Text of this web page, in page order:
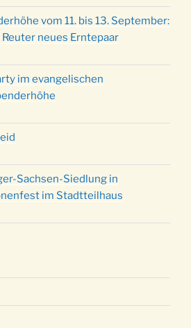
mit Krippenspiel im Ev.
um 15:00 Uhr
in der FeG um 16 Uhr
in der Kirche um
in der Kirche um
der ev. Jugend in der Kirche
zu Silvester in der Kirche um
vom 11. bis 13. September:
neues Erntepaar
im evangelischen
Sachsen-Siedlung in
im Stadtteilhaus